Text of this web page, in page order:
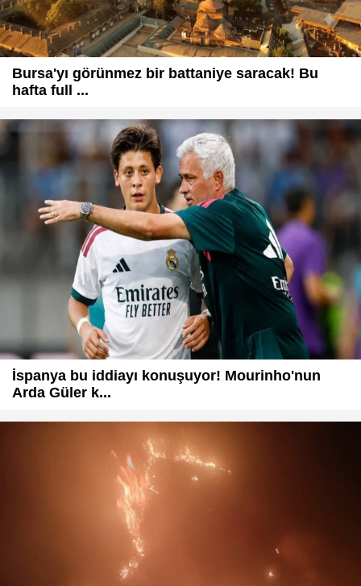
Bursa'yı görünmez bir battaniye saracak! Bu
hafta full ...
İspanya bu iddiayı konuşuyor! Mourinho'nun
Arda Güler k...